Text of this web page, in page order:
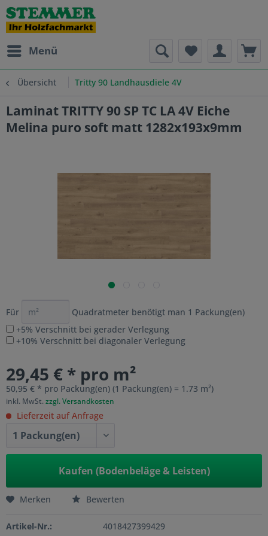
Menü
Übersicht Tritty 90 Landhausdiele 4V
Laminat TRITTY 90 SP TC LA 4V Eiche
Melina puro soft matt 1282x193x9mm
Für Quadratmeter benötigt man 1 Packung(en)
+5% Verschnitt bei gerader Verlegung
+10% Verschnitt bei diagonaler Verlegung
29,45 € * pro m²
50,95 € * pro Packung(en) (1 Packung(en) = 1.73 m²)
inkl. MwSt. zzgl. Versandkosten
Lieferzeit auf Anfrage
Kaufen (Bodenbeläge & Leisten)
Merken Bewerten
Artikel-Nr.: 4018427399429